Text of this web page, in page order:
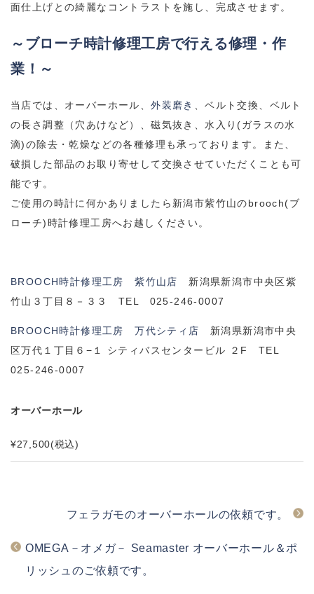
面仕上げとの綺麗なコントラストを施し、完成させます。
～ブローチ時計修理工房で行える修理・作
業！～
当店では、オーバーホール、外装磨き
、ベルト交換、ベルト
の長さ調整（穴あけなど）、磁気抜き、水入り(ガラスの水
滴)の除去・乾燥などの各種修理も承っております。また、
破損した部品のお取り寄せして交換させていただくことも可
能です。
ご使用の時計に何かありましたら新潟市紫竹山のbrooch(ブ
ローチ)時計修理工房へお越しください。
BROOCH時計修理工房 紫竹山店
新潟県新潟市中央区紫
竹山３丁目８－３３ TEL 025-246-0007
BROOCH時計修理工房 万代シティ店
新潟県新潟市中央
区万代１丁目６−１ シティバスセンタービル ２F TEL
025-246-0007
オーバーホール
¥27,500(税込)
フェラガモのオーバーホールの依頼です。
OMEGA－オメガ－ Seamaster オーバーホール＆ポ
リッシュのご依頼です。